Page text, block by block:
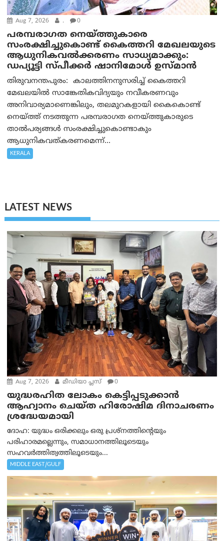
Aug 7, 2026 . 0
പരമ്പരാഗത നെയ്ത്തുകാരെ
സംരക്ഷിച്ചുകൊണ്ട് കൈത്തറി മേഖലയുടെ
ആധുനികവൽക്കരണം സാധ്യമാക്കും:
ഡപ്യൂട്ടി സ്പീക്കർ ഷാനിമോൾ ഉസ്മാൻ
തിരുവനന്തപുരം: കാലത്തിനനുസരിച്ച് കൈത്തറി
മേഖലയിൽ സാങ്കേതികവിദ്യയും നവീകരണവും
അനിവാര്യമാണെങ്കിലും, തലമുറകളായി കൈകൊണ്ട്
നെയ്ത്ത് നടത്തുന്ന പരമ്പരാഗത നെയ്ത്തുകാരുടെ
താൽപര്യങ്ങൾ സംരക്ഷിച്ചുകൊണ്ടാകും
ആധുനികവത്കരണമെന്ന്...
KERALA
LATEST NEWS
Aug 7, 2026 മീഡിയാ പ്ലസ് 0
യുദ്ധരഹിത ലോകം കെട്ടിപ്പടുക്കാന്‍
ആഹ്വാനം ചെയ്ത ഹിരോഷിമ ദിനാചരണം
ശ്രദ്ധേയമായി
ദോഹ: യുദ്ധം ഒരിക്കലും ഒരു പ്രശ്‌നത്തിന്റെയും
പരിഹാരമല്ലെന്നും, സമാധാനത്തിലൂടെയും
സഹവര്‍ത്തിത്വത്തിലൂടെയും...
MIDDLE EAST/GULF